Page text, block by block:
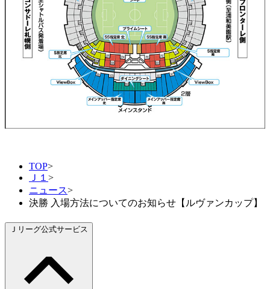
TOP>
Ｊ１ >
ニュース>
決勝 入場方法についてのお知らせ【ルヴァンカップ】
Ｊリーグ公式サービス